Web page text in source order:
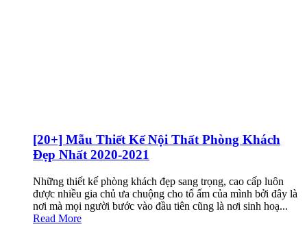
[20+] Mẫu Thiết Kế Nội Thất Phòng Khách
Đẹp Nhất 2020-2021
Những thiết kế phòng khách đẹp sang trọng, cao cấp luôn
được nhiều gia chủ ưa chuộng cho tổ ấm của mình bởi đây là
nơi mà mọi người bước vào đầu tiên cũng là nơi sinh hoạ...
Read More